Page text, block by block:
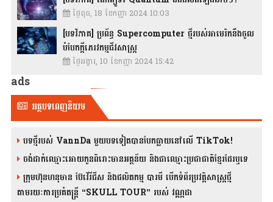
ថ្ងៃពុធ, 18 ខែកញ្ញា 2024 10:03
[បទវិភាគ] ប្រព័ន្ធ Supercomputer ថ្មីរបស់អាមេរិកនឹងចូល
បំបែកក្តីភេរវកម្មជីវសាស្រ្ត
ថ្ងៃអង្គារ, 10 ខែកញ្ញា 2024 15:42
ads
អត្ថបទពេញនិយម
បទថ្មីរបស់ VannDa មួយបទទៀតបានបែកធ្លាយនៅលើ TikTok!
ចង់ដាក់ឈ្មោះអោយកូនពិរោះមានអត្ថន័យ និងជាឈ្មោះប្រជាជាតិខ្មែរដែរឬទេ
ក្រុមហ៊ុនហនុមាន ប៊ែវើរីជីស និង​ផលិតកម្ម បារមី​ បើកទំព័រប្រវត្តិសាស្ត្រថ្មី
តាមរយៈការប្រគំតន្រ្តី “SKULL TOUR” របស់ វណ្ណដា